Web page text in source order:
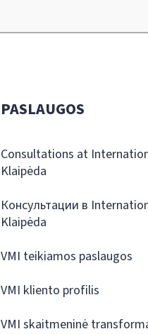
PASLAUGOS
Consultations at
Klaipėda
Консультации в
Klaipėda
VMI teikiamos paslaugos
VMI kliento profilis
VMI skaitmeninė